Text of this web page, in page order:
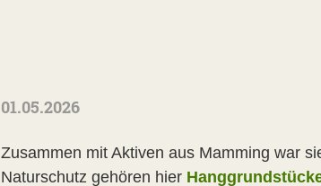
01.05.2026
Zusammen mit Aktiven aus Mamming war
Naturschutz gehören hier